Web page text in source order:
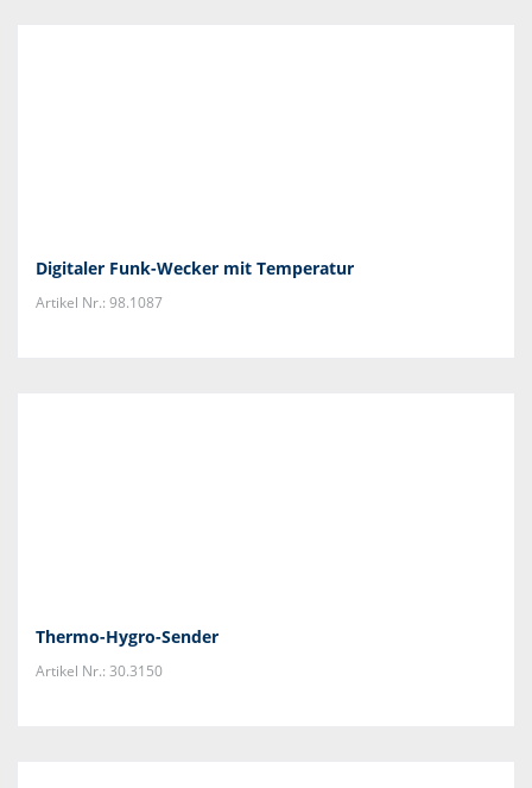
Digitaler Funk-Wecker mit Temperatur
Artikel Nr.: 98.1087
Thermo-Hygro-Sender
Artikel Nr.: 30.3150